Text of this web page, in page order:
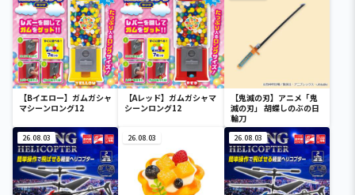
【Bイエロー】ガムガシャ
マシーンロング12
【Aレッド】ガムガシャマ
シーンロング12
【鬼滅の刃】アニメ「鬼
滅の刃」 胡蝶しのぶの日
輪刀
26.08.03 26.08.03 26.08.03